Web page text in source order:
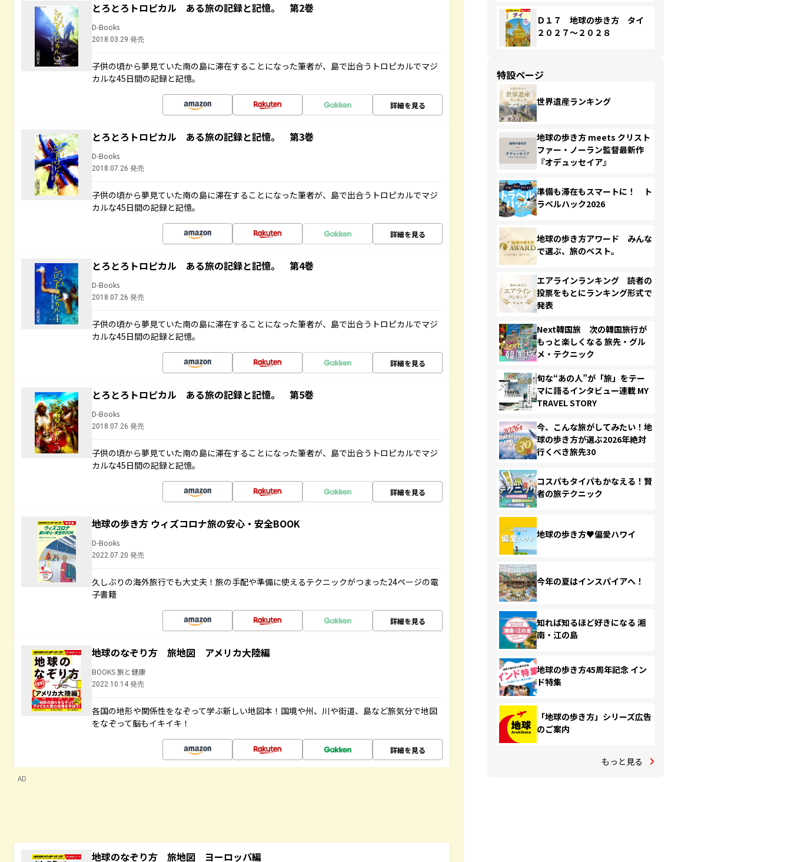
とろとろトロピカル ある旅の記録と記憶。 第2巻
D-Books
2018.03.29 発売
子供の頃から夢見ていた南の島に滞在することになった筆者が、島で出合うトロピカルでマジ
カルな45日間の記録と記憶。
詳細を見る
とろとろトロピカル ある旅の記録と記憶。 第3巻
D-Books
2018.07.26 発売
子供の頃から夢見ていた南の島に滞在することになった筆者が、島で出合うトロピカルでマジ
カルな45日間の記録と記憶。
詳細を見る
とろとろトロピカル ある旅の記録と記憶。 第4巻
D-Books
2018.07.26 発売
子供の頃から夢見ていた南の島に滞在することになった筆者が、島で出合うトロピカルでマジ
カルな45日間の記録と記憶。
詳細を見る
とろとろトロピカル ある旅の記録と記憶。 第5巻
D-Books
2018.07.26 発売
子供の頃から夢見ていた南の島に滞在することになった筆者が、島で出合うトロピカルでマジ
カルな45日間の記録と記憶。
詳細を見る
地球の歩き方 ウィズコロナ旅の安心・安全BOOK
D-Books
2022.07.20 発売
久しぶりの海外旅行でも大丈夫！旅の手配や準備に使えるテクニックがつまった24ページの電
子書籍
詳細を見る
地球のなぞり方 旅地図 アメリカ大陸編
BOOKS 旅と健康
2022.10.14 発売
各国の地形や関係性をなぞって学ぶ新しい地図本！国境や州、川や街道、島など旅気分で地図
をなぞって脳もイキイキ！
詳細を見る
AD
地球のなぞり方 旅地図 ヨーロッパ編
Ｄ１７ 地球の歩き方 タイ
２０２７～２０２８
特設ページ
世界遺産ランキング
地球の歩き方 meets クリスト
ファー・ノーラン監督最新作
『オデュッセイア』
準備も滞在もスマートに！ ト
ラベルハック2026
地球の歩き方アワード みんな
で選ぶ、旅のベスト。
エアラインランキング 読者の
投票をもとにランキング形式で
発表
Next韓国旅 次の韓国旅行が
もっと楽しくなる 旅先・グル
メ・テクニック
旬な“あの人”が「旅」をテー
マに語るインタビュー連載 MY
TRAVEL STORY
今、こんな旅がしてみたい！地
球の歩き方が選ぶ2026年絶対
行くべき旅先30
コスパもタイパもかなえる！賢
者の旅テクニック
地球の歩き方♥偏愛ハワイ
今年の夏はインスパイアへ！
知れば知るほど好きになる 湘
南・江の島
地球の歩き方45周年記念 イン
ド特集
「地球の歩き方」シリーズ広告
のご案内
もっと見る